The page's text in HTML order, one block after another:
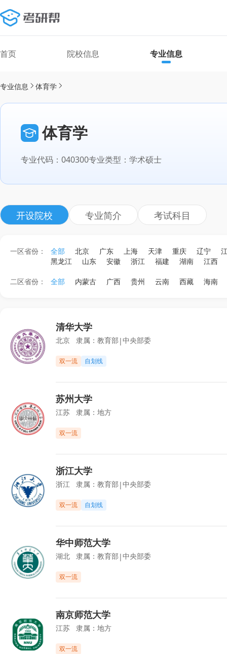
首页 院校信息 专业信息
专业信息 体育学
体育学
专业代码：040300专业类型：学术硕士
开设院校 专业简介 考试科目
一区省份： 全部 北京 广东 上海 天津 重庆 辽宁
黑龙江
山东 安徽 浙江 福建 湖南 江西
二区省份： 全部 内蒙古 广西 贵州 云南 西藏 海南
清华大学
北京 隶属： 教育部 |中央部委
双一流 自划线
苏州大学
江苏 隶属： 地方
双一流
浙江大学
浙江 隶属： 教育部 |中央部委
双一流 自划线
华中师范大学
湖北 隶属： 教育部 |中央部委
双一流
南京师范大学
江苏 隶属： 地方
双一流